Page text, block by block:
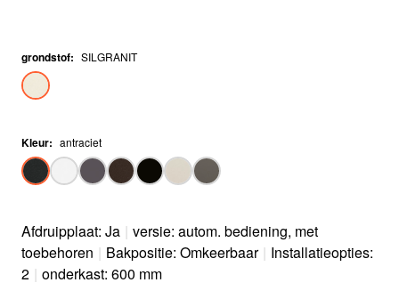
grondstof: SILGRANIT
Kleur: antraciet
Afdruipplaat: Ja | versie: autom. bediening, met
toebehoren | Bakpositie: Omkeerbaar | Installatieopties:
2 | onderkast: 600 mm